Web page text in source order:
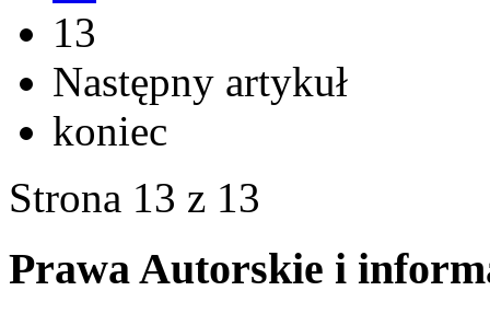
13
Następny artykuł
koniec
Strona 13 z 13
Prawa Autorskie i